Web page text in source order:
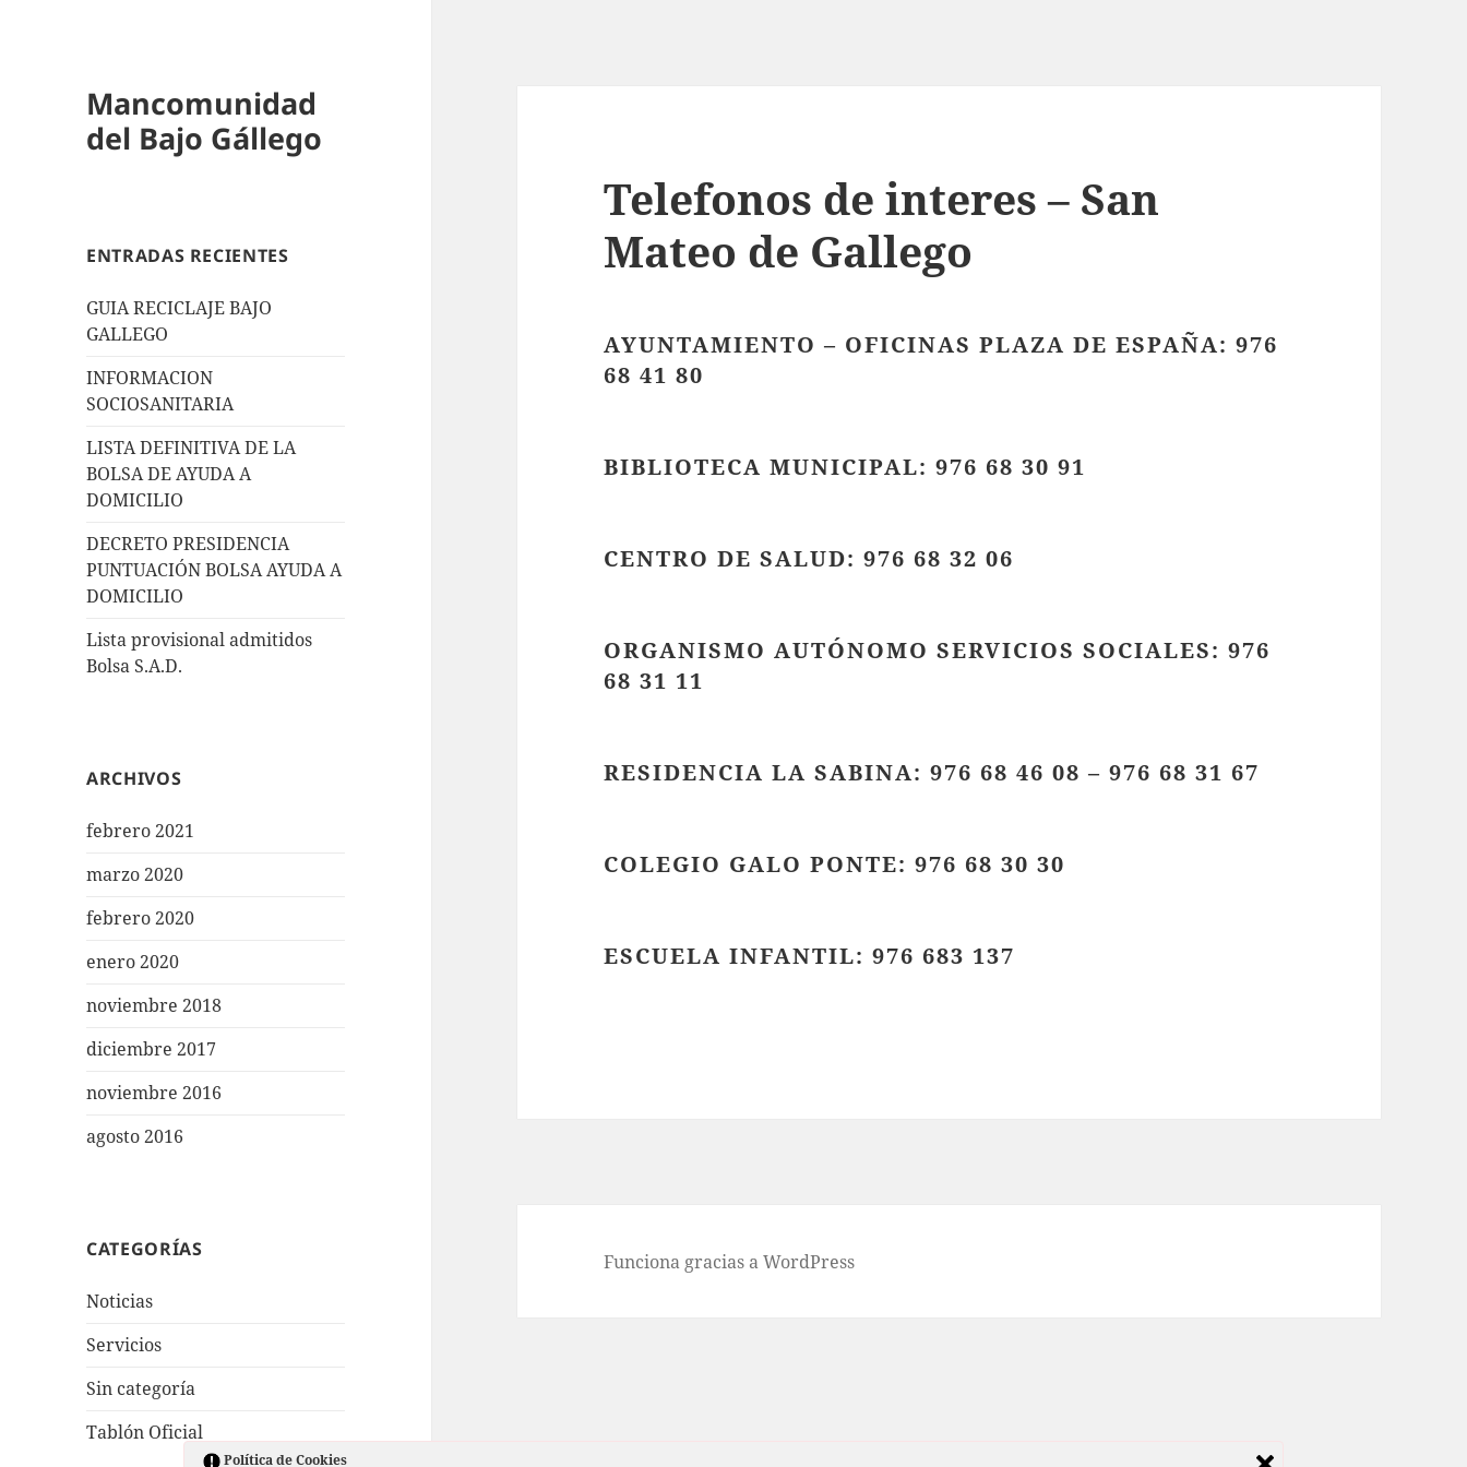
Mancomunidad
del Bajo Gállego
ENTRADAS RECIENTES
GUIA RECICLAJE BAJO
GALLEGO
INFORMACION
SOCIOSANITARIA
LISTA DEFINITIVA DE LA
BOLSA DE AYUDA A
DOMICILIO
DECRETO PRESIDENCIA
PUNTUACIÓN BOLSA AYUDA A
DOMICILIO
Lista provisional admitidos
Bolsa S.A.D.
ARCHIVOS
febrero 2021
marzo 2020
febrero 2020
enero 2020
noviembre 2018
diciembre 2017
noviembre 2016
agosto 2016
CATEGORÍAS
Noticias
Servicios
Sin categoría
Tablón Oficial
Telefonos de interes – San
Mateo de Gallego
AYUNTAMIENTO – OFICINAS PLAZA DE ESPAÑA: 976
68 41 80
BIBLIOTECA MUNICIPAL: 976 68 30 91
CENTRO DE SALUD: 976 68 32 06
ORGANISMO AUTÓNOMO SERVICIOS SOCIALES: 976
68 31 11
RESIDENCIA LA SABINA: 976 68 46 08 – 976 68 31 67
COLEGIO GALO PONTE: 976 68 30 30
ESCUELA INFANTIL: 976 683 137
Funciona gracias a WordPress
Política de Cookies